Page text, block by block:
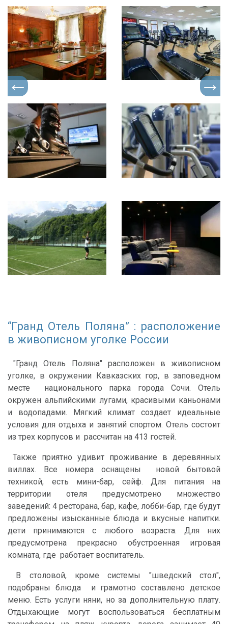
“Гранд Отель Поляна” : расположение
в живописном уголке России
"Гранд Отель Поляна" расположен в живописном
уголке, в окружении Кавказских гор, в заповедном
месте национального парка города Сочи. Отель
окружен альпийскими лугами, красивыми каньонами
и водопадами. Мягкий климат создает идеальные
условия для отдыха и занятий спортом. Отель состоит
из трех корпусов и рассчитан на 413 гостей.
Также приятно удивит проживание в деревянных
виллах. Все номера оснащены новой бытовой
техникой, есть мини-бар, сейф. Для питания на
территории отеля предусмотрено множество
заведений: 4 ресторана, бар, кафе, лобби-бар, где будут
предложены изысканные блюда и вкусные напитки.
дети принимаются с любого возраста. Для них
предусмотрена прекрасно обустроенная игровая
комната, где работает воспитатель.
В столовой, кроме системы "шведский стол",
подобраны блюда и грамотно составлено детское
меню. Есть услуги няни, но за дополнительную плату.
Отдыхающие могут воспользоваться бесплатным